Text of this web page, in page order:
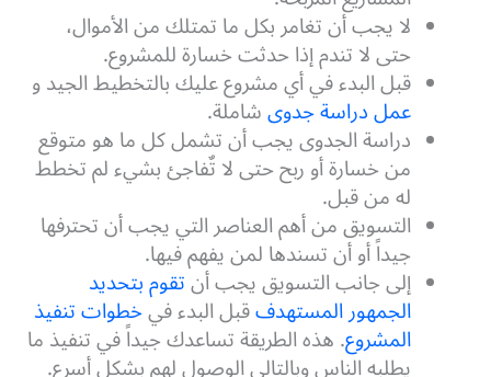
لا يجب أن تغامر بكل ما تمتلك من الأموال،
حتى لا تندم إذا حدثت خسارة للمشروع.
قبل البدء في أي مشروع عليك بالتخطيط الجيد و
عمل دراسة جدوىشاملة.
دراسة الجدوى يجب أن تشمل كل ما هو متوقع
من خسارة أو ربح حتى لا تٌفاجئ بشيء لم تخطط
له من قبل.
التسويق من أهم العناصر التي يجب أن تحترفها
جيداً أو أن تسندها لمن يفهم فيها.
إلى جانب التسويق يجب أنتقوم بتحديد
الجمهور المستهدفقبل البدء فيخطوات تنفيذ
المشروع. هذه الطريقة تساعدك جيداً في تنفيذ ما
يطلبه الناس وبالتالي الوصول لهم بشكل أسرع.